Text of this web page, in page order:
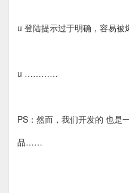
u 登陆提示过于明确，容易被
u …………
PS：然而，我们开发的 也是
品……